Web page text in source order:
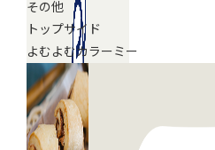
その他
トップサイド
よむよむカラーミー